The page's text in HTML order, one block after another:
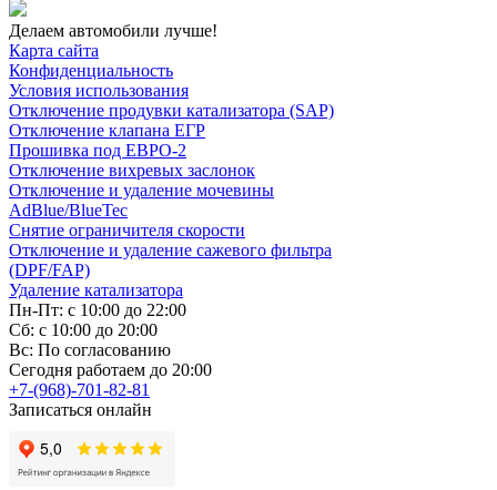
Делаем автомобили лучше!
Карта сайта
Конфиденциальность
Условия использования
Отключение продувки катализатора (SAP)
Отключение клапана ЕГР
Прошивка под ЕВРО-2
Отключение вихревых заслонок
Отключение и удаление мочевины
AdBlue/BlueTec
Снятие ограничителя скорости
Отключение и удаление сажевого фильтра
(DPF/FAP)
Удаление катализатора
Пн-Пт: с 10:00 до 22:00
Сб: с 10:00 до 20:00
Вс: По согласованию
Сегодня работаем до 20:00
+7-(968)-701-82-81
Записаться онлайн